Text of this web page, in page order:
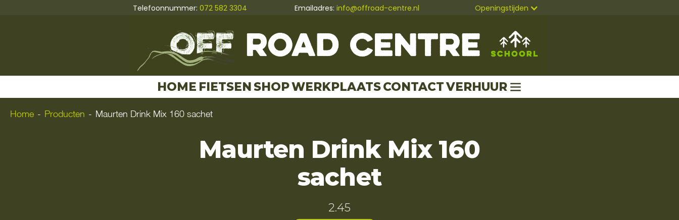
Telefoonnummer: 072 582 3304 Emailadres: info@offroad-centre.nl Openingstijden
HOME FIETSEN SHOPWERKPLAATSCONTACTVERHUUR
Home - Producten - Maurten Drink Mix 160 sachet
Maurten Drink Mix 160
sachet
2.45